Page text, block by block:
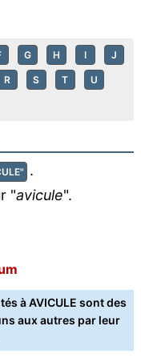
G H I J
R S T U
.
"avicule".
à AVICULE sont des
aux autres par leur